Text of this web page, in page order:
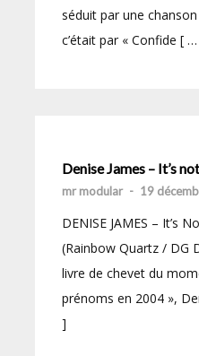
séduit par une
c’était par « Confide [
Denise James – It’s
mr modular - 19
DENISE JAMES – It’s
(Rainbow Quartz / DG
livre de chevet du
prénoms en 2004 »,
]